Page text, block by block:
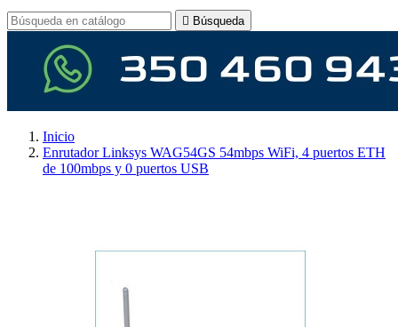
 Búsqueda
Inicio
Enrutador Linksys WAG54GS 54mbps WiFi, 4 puertos ETH
de 100mbps y 0 puertos USB